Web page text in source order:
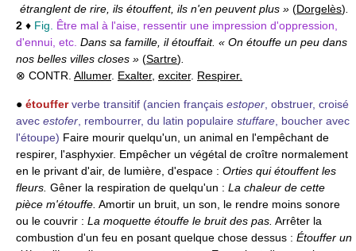
étranglent de rire, ils étouffent, ils n'en peuvent plus » (Dorgelès)
2 ♦ Fig.
Être mal à l'aise, ressentir une impression d'oppression,
d'ennui, etc. Dans sa famille, il étouffait. « On étouffe un peu dans
nos belles villes closes » (Sartre)
⊗ CONTR. Allumer. Exalter, exciter. Respirer.
● étouffer verbe transitif (ancien français estoper , obstruer, croisé
avec estofer , rembourrer, du latin populaire stuffare , boucher avec
l'étoupe) Faire mourir quelqu'un, un animal en l'empêchant de
respirer, l'asphyxier. Empêcher un végétal de croître normalement
en le privant d'air, de lumière, d'espace : Orties qui étouffent les
fleurs. Gêner la respiration de quelqu'un : La chaleur de cette
pièce m'étouffe. Amortir un bruit, un son, le rendre moins sonore
ou le couvrir : La moquette étouffe le bruit des pas. Arrêter la
combustion d'un feu en posant quelque chose dessus : Étouffer un